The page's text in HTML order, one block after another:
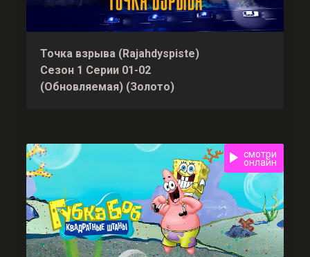
Точка взрыва (Rajahdyspiste)
Сезон 1 Серии 01-02
(Обновляемая) (Золото)
смотри
онлайн